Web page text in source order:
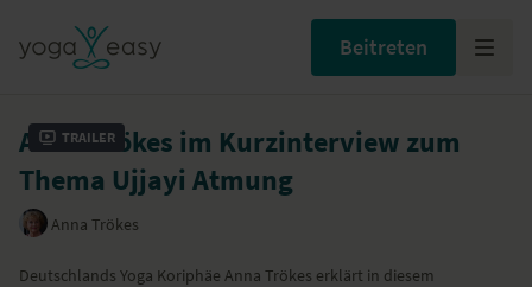
Beitreten
Trailer
Anna Trökes im Kurzinterview zum
Thema Ujjayi Atmung
Anna Trökes
Deutschlands Yoga Koriphäe Anna Trökes erklärt in diesem